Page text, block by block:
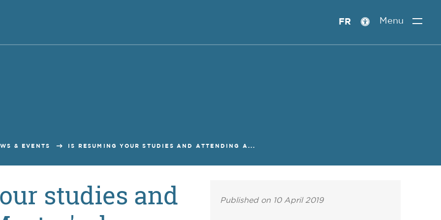
FR
Accessibility
Menu
& EVENTS IS RESUMING YOUR STUDIES AND ATTENDING A...
studies and
Published on 10 April 2019